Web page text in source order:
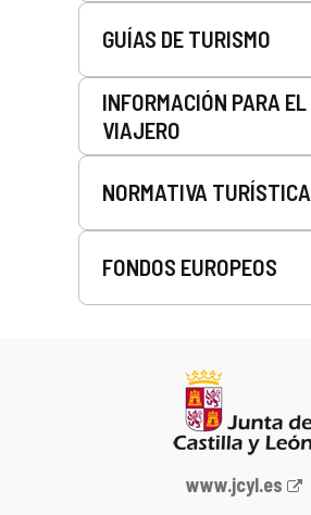
GUÍAS DE TURISMO
INFORMACIÓN PARA EL
VIAJERO
NORMATIVA TURÍSTICA
FONDOS EUROPEOS
Portal
www.jcyl.es